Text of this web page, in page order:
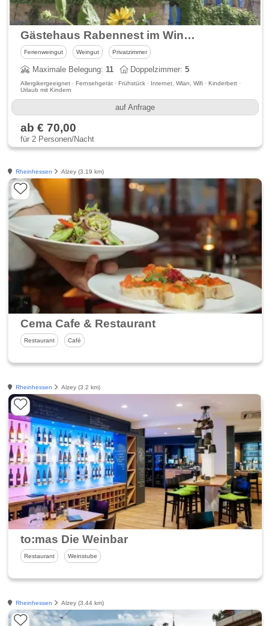
Gästehaus Rabennest im Winzerhof Koehler - Alzey
Ferienweingut Weingut Privatzimmer
Maximale Belegung:11 Doppelzimmer:5
Allergikergeeignet · Fernsehgerät · Frühstück · Internet, Wlan, Wifi · Kinderbett ·
Urlaub mit Kindern
auf Anfrage
ab € 70,00
für 2 Personen/Nacht
Rheinhessen Alzey (3.19 km)
Cema Cafe & Restaurant
Restaurant Café
Rheinhessen Alzey (3.2 km)
to:mas Die Weinbar
Restaurant Weinstube
Rheinhessen Alzey (3.44 km)